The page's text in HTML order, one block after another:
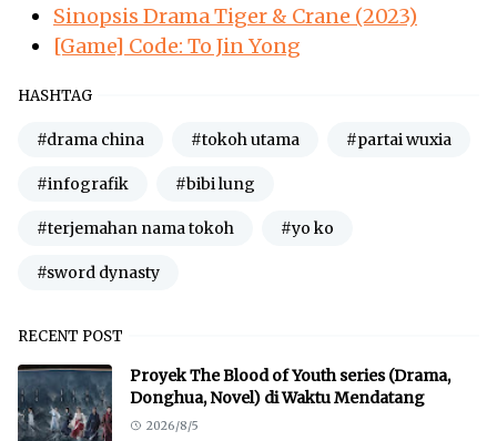
Sinopsis Drama Tiger & Crane (2023)
[Game] Code: To Jin Yong
HASHTAG
#drama china #tokoh utama #partai wuxia
#infografik #bibi lung
#terjemahan nama tokoh #yo ko
#sword dynasty
RECENT POST
Proyek The Blood of Youth series (Drama,
Donghua, Novel) di Waktu Mendatang
2026/8/5